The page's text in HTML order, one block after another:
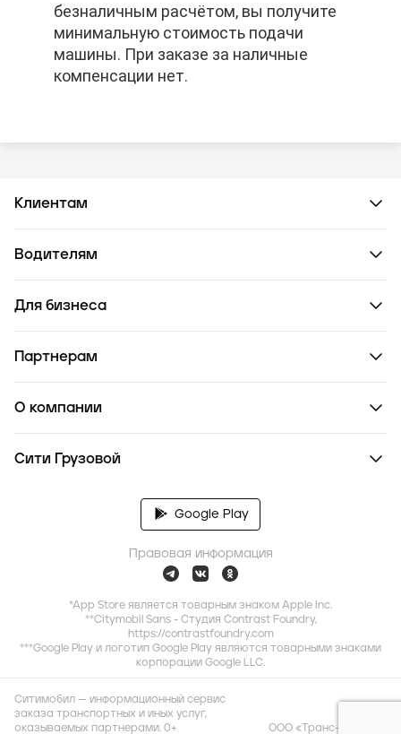
безналичным расчётом, вы получите
минимальную стоимость подачи
машины. При заказе за наличные
компенсации нет.
безналичным расчётом, вы получите
минимальную стоимость подачи
машины. При заказе за наличные
компенсации нет.
безналичным расчётом, вы получите
минимальную стоимость подачи
машины. При заказе за наличные
компенсации нет.
Клиентам
Водителям
Для бизнеса
Партнерам
О компании
Сити Грузовой
Google Play
Правовая информация
*App Store является товарным знаком Apple Inc.
**Citymobil Sans - Студия Contrast Foundry,
https://contrastfoundry.com
***Google Play и логотип Google Play являются товарными знаками
корпорации Google LLC.
Ситимобил — информационный сервис
заказа транспортных и иных услуг,
оказываемых партнерами. 0+
ООО «Транс-Миссия»